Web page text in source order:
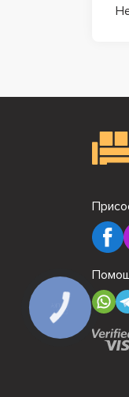
КНОПКА
СВЯЗИ